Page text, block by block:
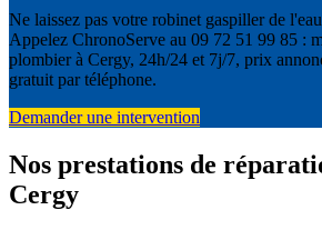
Ne laissez pas votre robinet gaspiller de
Appelez ChronoServe au 09 72 51 99 85 :
plombier à Cergy, 24h/24 et 7j/7, prix
gratuit par téléphone.
Demander une intervention
Nos prestations de
Cergy